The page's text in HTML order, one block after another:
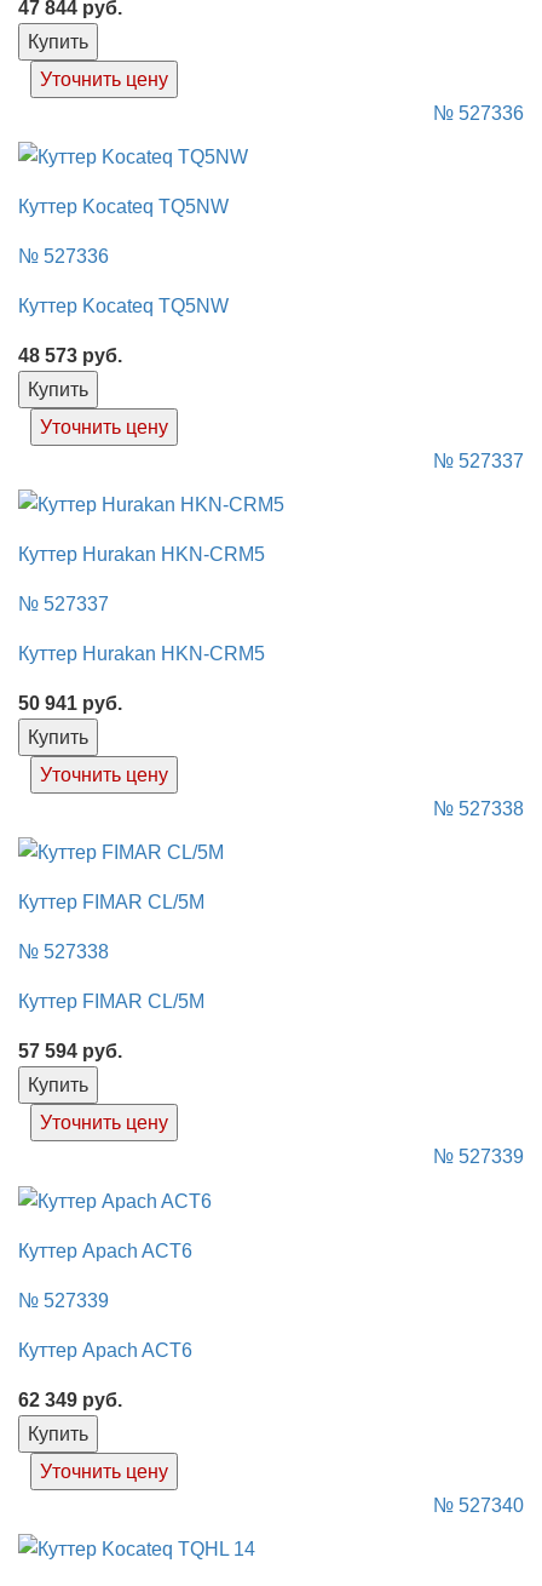
47 844 руб.
Купить
Уточнить цену
№ 527336
Куттер Kocateq TQ5NW
№ 527336
Куттер Kocateq TQ5NW
48 573 руб.
Купить
Уточнить цену
№ 527337
Куттер Hurakan HKN-CRM5
№ 527337
Куттер Hurakan HKN-CRM5
50 941 руб.
Купить
Уточнить цену
№ 527338
Куттер FIMAR CL/5M
№ 527338
Куттер FIMAR CL/5M
57 594 руб.
Купить
Уточнить цену
№ 527339
Куттер Apach ACT6
№ 527339
Куттер Apach ACT6
62 349 руб.
Купить
Уточнить цену
№ 527340